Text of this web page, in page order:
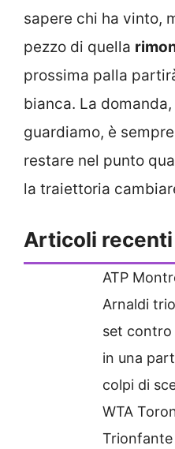
sapere chi ha vinto,
pezzo di quella
prossima palla
bianca. La
guardiamo, è
restare nel punto
la traiettoria
Articoli recenti
ATP
Arnaldi
set contro
in una
colpi di
WTA